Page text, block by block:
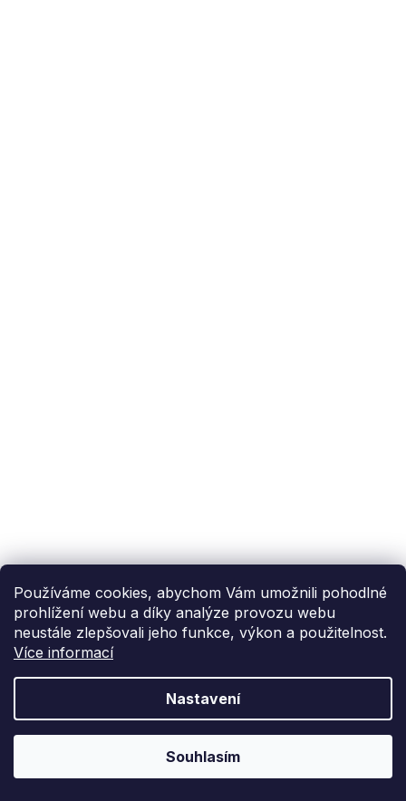
Používáme cookies, abychom Vám umožnili pohodlné
prohlížení webu a díky analýze provozu webu
neustále zlepšovali jeho funkce, výkon a použitelnost.
Více informací
Nastavení
Souhlasím